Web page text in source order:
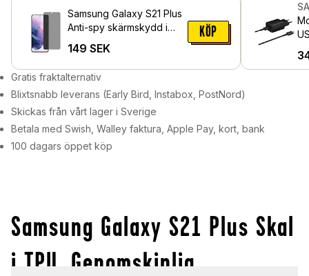
Samsung Galaxy S21 Plus
Anti-spy skärmskydd i
149 SEK
KÖP
Gratis fraktalternativ
Blixtsnabb leverans (Early Bird, Instabox, PostNord)
Skickas från vårt lager i Sverige
Betala med Swish, Walley faktura, Apple Pay, kort, bank
100 dagars öppet köp
Samsung Galaxy S21 Plus Skal
i TPU, Genomskinlig